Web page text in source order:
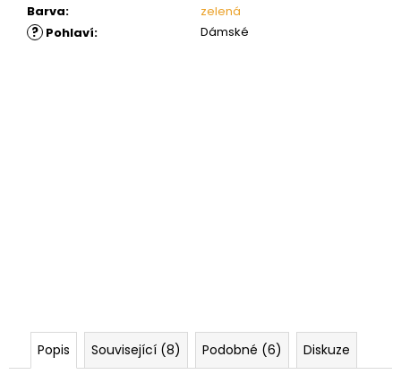
Barva: zelená
? Pohlaví: Dámské
Popis Související (8) Podobné (6) Diskuze